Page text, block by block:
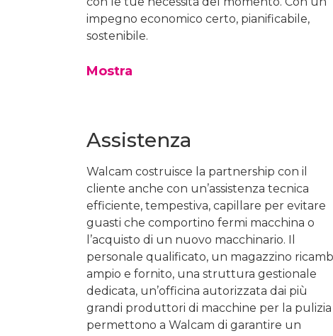
impegno economico certo, pianificabile,
sostenibile.
Mostra
Assistenza
Walcam costruisce la partnership con il
cliente anche con un’assistenza tecnica
efficiente, tempestiva, capillare per evitare
guasti che comportino fermi macchina o
l’acquisto di un nuovo macchinario. Il
personale qualificato, un magazzino
ampio e fornito, una struttura gestionale
dedicata, un’officina autorizzata dai più
grandi produttori di macchine per la pulizia
permettono a Walcam di garantire un